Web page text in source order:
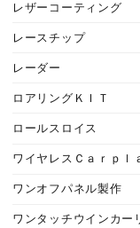
レザーコーティング
レースチップ
レーダー
ロアリングＫＩＴ
ロールスロイス
ワイヤレスＣａｒｐ
ワンオフパネル製作
ワンタッチウインカー